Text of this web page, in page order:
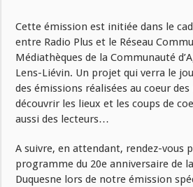
Cette émission est initiée dans le
entre Radio Plus et le Réseau
Médiathèques de la Communauté
Lens-Liévin. Un projet qui verra le
des émissions réalisées au coeur
découvrir les lieux et les coups de
aussi des lecteurs…
A suivre, en attendant, rendez-vous
programme du 20e anniversaire de
Duquesne lors de notre émission